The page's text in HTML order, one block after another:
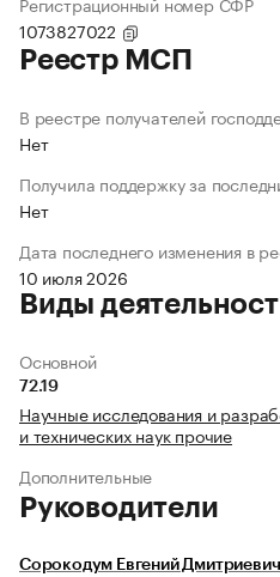
1073827022
Реестр МСП
В реестре получателей
Нет
Получила поддержку за
Нет
Дата последнего изменения в
10 июля 2026
Виды
Основной
72.19
Научные исследования и
и технических наук прочие
Дополнительные
Руководители
Сорокодум Евгений Дмитриевич